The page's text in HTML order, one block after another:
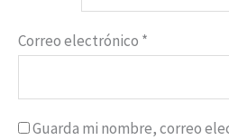
Correo electrónico *
Guarda mi nombre, correo